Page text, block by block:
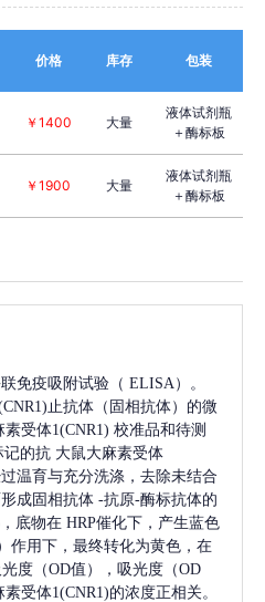
价格 库存 包装
￥1400 大量
液体试剂瓶
＋酶标板
￥1900 大量
液体试剂瓶
＋酶标板
免疫吸附试验（ ELISA）。
止抗体（固相抗体）的微
素受体1(CNR1) 校准品和待测
记的抗 大鼠大麻素受体
过温育与充分洗涤，去除未结合
成固相抗体 -抗原-酶标抗体的
底物在 HRP催化下，产生蓝色
作用下，最终转化为黄色，在
度（OD值），吸光度（OD
素受体1(CNR1)的浓度正相关。